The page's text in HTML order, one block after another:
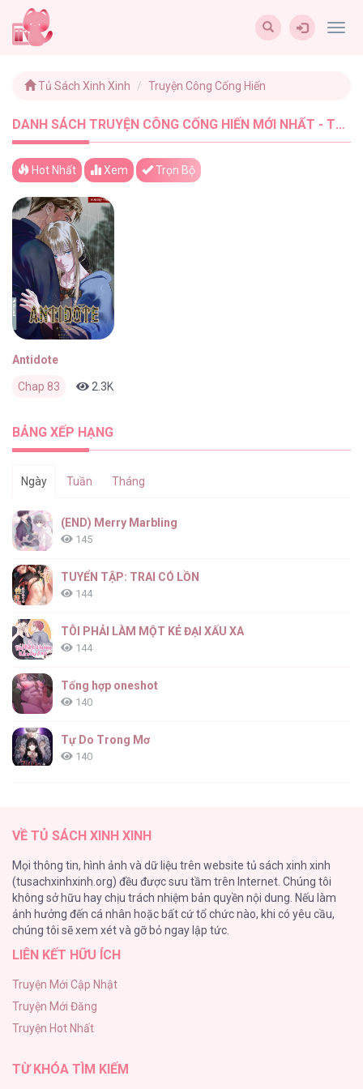
Tủ Sách Xinh Xinh Truyện Công Cống Hiến
DANH SÁCH TRUYỆN CÔNG CỐNG HIẾN MỚI NHẤT - TUSACHXINHXINH (1)
Hot Nhất Xem Trọn Bộ
Antidote
Chap 83 2.3K
BẢNG XẾP HẠNG
Ngày Tuần Tháng
(END) Merry Marbling
145
TUYỂN TẬP: TRAI CÓ LỒN
144
TÔI PHẢI LÀM MỘT KẺ ĐẠI XẤU XA
144
Tổng hợp oneshot
140
Tự Do Trong Mơ
140
102
Nguyện Ước Vô Vọng Của Ma Nữ
101
Đầm Sen Héo Úa
Phạm Luật
88
VỀ TỦ SÁCH XINH XINH
Mọi thông tin, hình ảnh và dữ liệu trên website tủ sách xinh xinh
(tusachxinhxinh.org) đều được sưu tầm trên Internet. Chúng tôi
không sở hữu hay chịu trách nhiệm bản quyền nội dung. Nếu làm
ảnh hưởng đến cá nhân hoặc bất cứ tổ chức nào, khi có yêu cầu,
chúng tôi sẽ xem xét và gỡ bỏ ngay lập tức.
LIÊN KẾT HỮU ÍCH
Truyện Mới Cập Nhật
Truyện Mới Đăng
Truyện Hot Nhất
TỪ KHÓA TÌM KIẾM